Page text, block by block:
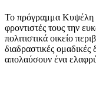
Το πρόγραμμα Κυψέλη
φροντιστές τους την
πολιτιστικά οικείο
διαδραστικές ομαδικές
απολαύσουν ένα